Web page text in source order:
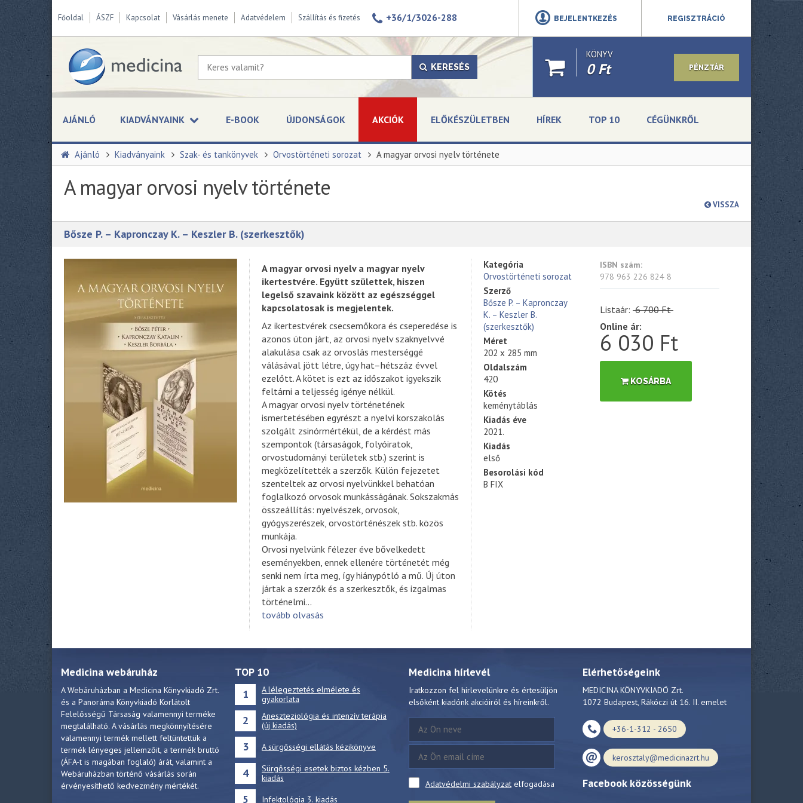
Főoldal ÁSZF Kapcsolat Vásárlás menete Adatvédelem Szállítás és fizetés +36/1/3026-288 BEJELENTKEZÉS REGISZTRÁCIÓ
KÖNYV
0 Ft PÉNZTÁR
KERESÉS
AJÁNLÓ KIADVÁNYAINK E-BOOK ÚJDONSÁGOK AKCIÓK ELŐKÉSZÜLETBEN HÍREK TOP 10 CÉGÜNKRŐL
Ajánló Kiadványaink Szak- és tankönyvek Orvostörténeti sorozat A magyar orvosi nyelv története
A magyar orvosi nyelv története
Bősze P. – Kapronczay K. – Keszler B. (szerkesztők)
VISSZA
A magyar orvosi nyelv a magyar nyelv
ikertestvére. Együtt születtek, hiszen
legelső szavaink között az egészséggel
kapcsolatosak is megjelentek.
Az ikertestvérek csecsemőkora és cseperedése is
azonos úton járt, az orvosi nyelv szaknyelvvé
alakulása csak az orvoslás mesterséggé
válásával jött létre, úgy hat–hétszáz évvel
ezelőtt. A kötet is ezt az időszakot igyekszik
feltárni a teljesség igénye nélkül.
A magyar orvosi nyelv történetének
ismertetésében egyrészt a nyelvi korszakolás
szolgált zsinórmértékül, de a kérdést más
szempontok (társaságok, folyóiratok,
orvostudományi területek stb.) szerint is
megközelítették a szerzők. Külön fejezetet
szenteltek az orvosi nyelvünkkel behatóan
foglalkozó orvosok munkásságának. Sokszakmás
összeállítás: nyelvészek, orvosok,
gyógyszerészek, orvostörténészek stb. közös
munkája.
Orvosi nyelvünk félezer éve bővelkedett
eseményekben, ennek ellenére történetét még
senki nem írta meg, így hiánypótló a mű. Új úton
jártak a szerzők és a szerkesztők, és izgalmas
történelmi...
tovább olvasás
Kategória
Orvostörténeti sorozat
Szerző
Bősze P. – Kapronczay
K. – Keszler B.
(szerkesztők)
Méret
202 x 285 mm
Oldalszám
420
Kötés
keménytáblás
Kiadás éve
2021.
Kiadás
első
Besorolási kód
B FIX
ISBN szám:
978 963 226 824 8
Listaár: 6 700 Ft
Online ár:
6 030 Ft
KOSÁRBA
Medicina webáruház
A Webáruházban a Medicina Könyvkiadó Zrt.
és a Panoráma Könyvkiadó Korlátolt
Felelősségű Társaság valamennyi terméke
megtalálható. A vásárlás megkönnyítésére
valamennyi termék mellett feltüntettük a
termék lényeges jellemzőit, a termék bruttó
(ÁFA-t is magában foglaló) árát, valamint a
Webáruházban történő vásárlás során
érvényesíthető kedvezmény mértékét.
TOP 10
1
A lélegeztetés elmélete és
gyakorlata
2
Aneszteziológia és intenzív terápia
(új kiadás)
3 A sürgősségi ellátás kézikönyve
4
Sürgősségi esetek biztos kézben 5.
kiadás
5 Infektológia 3. kiadás
Medicina hírlevél
Iratkozzon fel hírlevelünkre és értesüljön
elsőként kiadónk akcióiról és híreinkről.
Adatvédelmi szabályzat elfogadása
Elérhetőségeink
MEDICINA KÖNYVKIADÓ Zrt.
1072 Budapest, Rákóczi út 16. II. emelet
+36-1-312 - 2650
kerosztaly@medicinazrt.hu
Facebook közösségünk